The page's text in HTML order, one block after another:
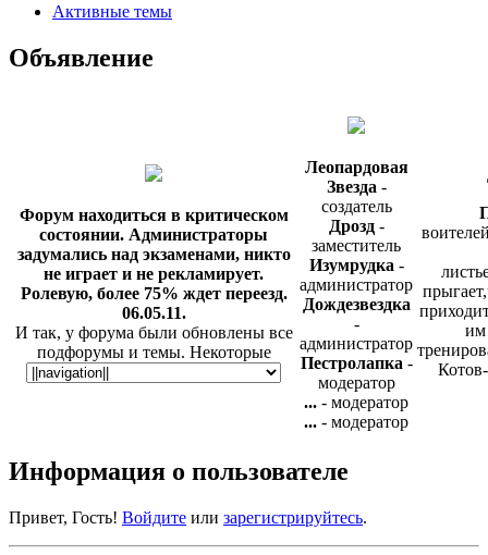
Активные темы
Объявление
Форум находиться в критическом
состоянии. Администраторы
задумались над экзаменами, никто
не играет и не рекламирует.
Ролевую, более 75% ждет переезд.
06.05.11.
И так, у форума были обновлены все
подфорумы и темы. Некоторые
игровые локации были удалены, но
нас могут узнать сотни
пользователей. Вы сможете прочесть
критику, а так же добавить
информацию вот в этой
Леопардовая
Звезда-
создатель
Дрозд-
заместитель
Изумрудка -
администратор
Дождезвездка
-
администратор
Пестролапка-
модератор
... - модератор
... - модератор
им
Информация о пользователе
Привет, Гость! Войдите или зарегистрируйтесь.